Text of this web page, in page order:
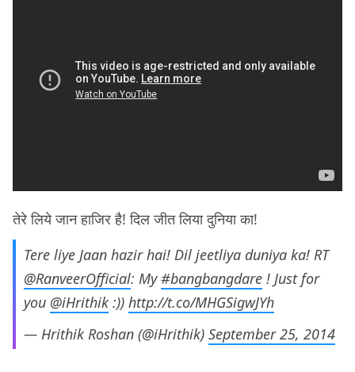
तेरे लिये जान हाजिर है! दिल जीत लिया दुनिया का!
Tere liye Jaan hazir hai! Dil jeetliya duniya ka! RT
@RanveerOfficial: My#bangbangdare ! Just for
you @iHrithik :)) http://t.co/MHGSigwJYh
— Hrithik Roshan (@iHrithik) September 25, 2014